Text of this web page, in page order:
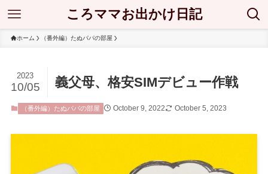
ころママお出かけ日記
ホーム （番外編）たぬパパの部屋
義父母、格安SIMデビュー作戦
2023
10/05
（番外編）たぬパパの部屋 October 9, 2022 October 5, 2023